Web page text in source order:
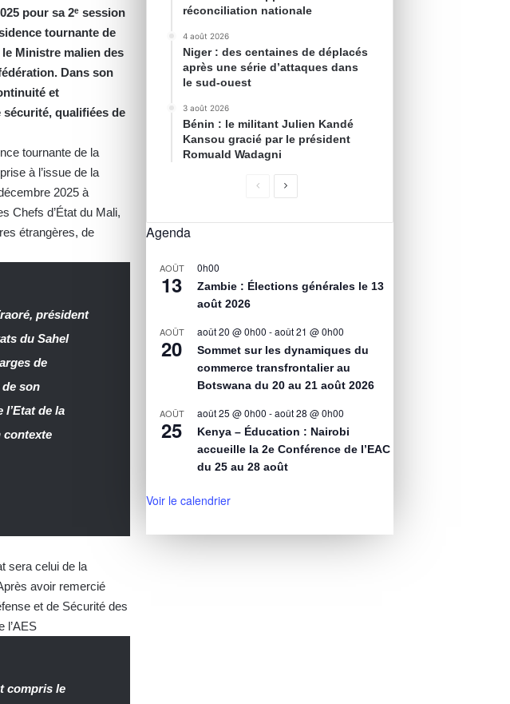
pour sa 2ᵉ session
tournante de
Ministre malien des
Dans son
et
sécurité, qualifiées de
tournante de la
à l’issue de la
2025 à
Chefs d’État du Mali,
étrangères, de
président
du Sahel
de
son
de la
contexte
sera celui de la
avoir remercié
et de Sécurité des
l’AES
compris le
réconciliation nationale
4 août 2026
Niger : des centaines de déplacés
après une série d’attaques dans
le sud-ouest
3 août 2026
Bénin : le militant Julien Kandé
Kansou gracié par le président
Romuald Wadagni
Agenda
AOÛT
13
0h00
Zambie : Élections générales le 13
août 2026
AOÛT
20
août 20 @ 0h00 -août 21 @ 0h00
Sommet sur les dynamiques du
commerce transfrontalier au
Botswana du 20 au 21 août 2026
AOÛT
25
août 25 @ 0h00 -août 28 @ 0h00
Kenya – Éducation : Nairobi
accueille la 2e Conférence de l’EAC
du 25 au 28 août
Voir le calendrier